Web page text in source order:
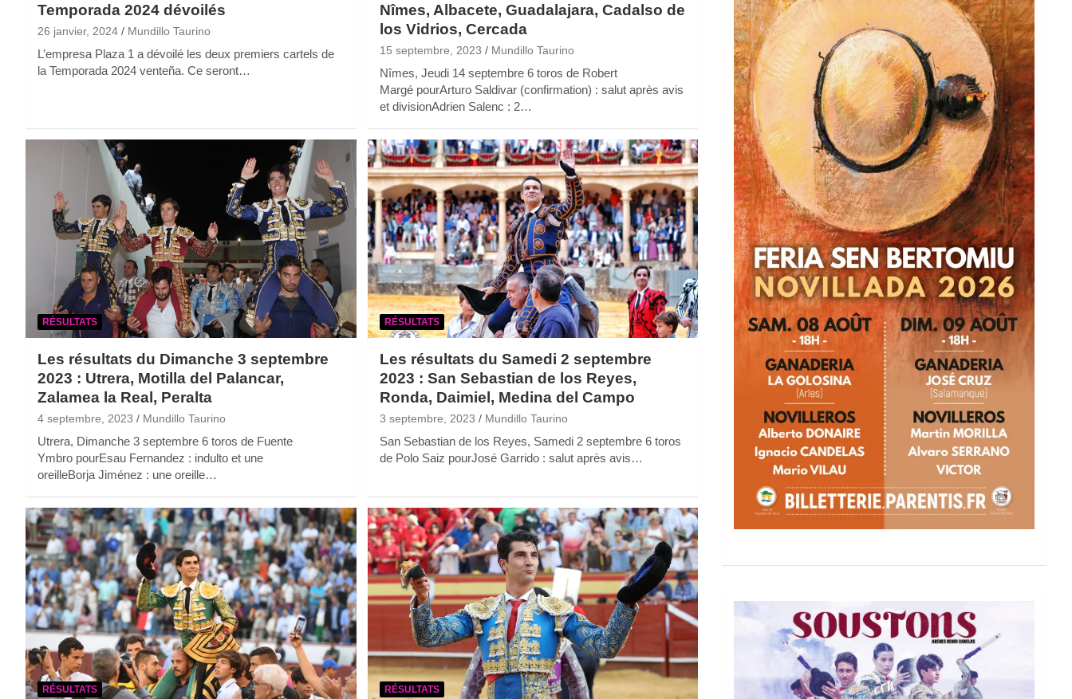
Temporada 2024 dévoilés
26 janvier, 2024 Mundillo Taurino
L’empresa Plaza 1 a dévoilé les deux premiers cartels de
la Temporada 2024 venteña. Ce seront…
Nîmes, Albacete, Guadalajara, Cadalso de
los Vidrios, Cercada
15 septembre, 2023 Mundillo Taurino
Nîmes, Jeudi 14 septembre 6 toros de Robert
Margé pourArturo Saldivar (confirmation) : salut après avis
et divisionAdrien Salenc : 2…
RÉSULTATS
Les résultats du Dimanche 3 septembre
2023 : Utrera, Motilla del Palancar,
Zalamea la Real, Peralta
4 septembre, 2023 Mundillo Taurino
Utrera, Dimanche 3 septembre 6 toros de Fuente
Ymbro pourEsau Fernandez : indulto et une
oreilleBorja Jiménez : une oreille…
RÉSULTATS
Les résultats du Samedi 2 septembre
2023 : San Sebastian de los Reyes,
Ronda, Daimiel, Medina del Campo
3 septembre, 2023 Mundillo Taurino
San Sebastian de los Reyes, Samedi 2 septembre 6 toros
de Polo Saiz pourJosé Garrido : salut après avis…
RÉSULTATS RÉSULTATS